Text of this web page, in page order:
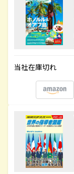
当社在庫切れ